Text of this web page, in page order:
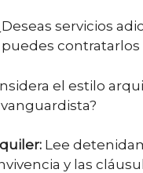
servicios
contratarlos
el estilo
Lee
y las